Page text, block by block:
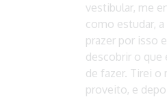
vestibular, me
como estudar,
prazer por isso
descobrir o que
de fazer. Tirei o
proveito, e